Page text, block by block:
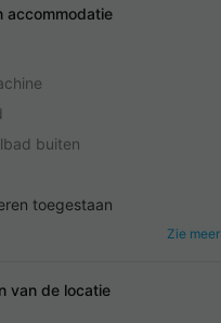
accommodatie
buiten
toegestaan
Zie meer
van de locatie